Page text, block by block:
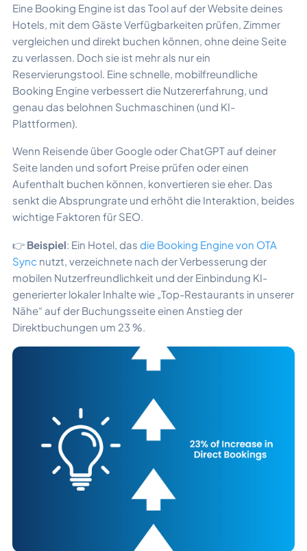
Eine Booking Engine ist das Tool auf der Website deines
Hotels, mit dem Gäste Verfügbarkeiten prüfen, Zimmer
vergleichen und direkt buchen können, ohne deine Seite
zu verlassen. Doch sie ist mehr als nur ein
Reservierungstool. Eine schnelle, mobilfreundliche
Booking Engine verbessert die Nutzererfahrung, und
genau das belohnen Suchmaschinen (und KI-
Plattformen).
Wenn Reisende über Google oder ChatGPT auf deiner
Seite landen und sofort Preise prüfen oder einen
Aufenthalt buchen können, konvertieren sie eher. Das
senkt die Absprungrate und erhöht die Interaktion, beides
wichtige Faktoren für SEO.
👉 Beispiel: Ein Hotel, das die Booking Engine von OTA
Sync nutzt, verzeichnete nach der Verbesserung der
mobilen Nutzerfreundlichkeit und der Einbindung KI-
generierter lokaler Inhalte wie „Top-Restaurants in unserer
Nähe“ auf der Buchungsseite einen Anstieg der
Direktbuchungen um 23 %.